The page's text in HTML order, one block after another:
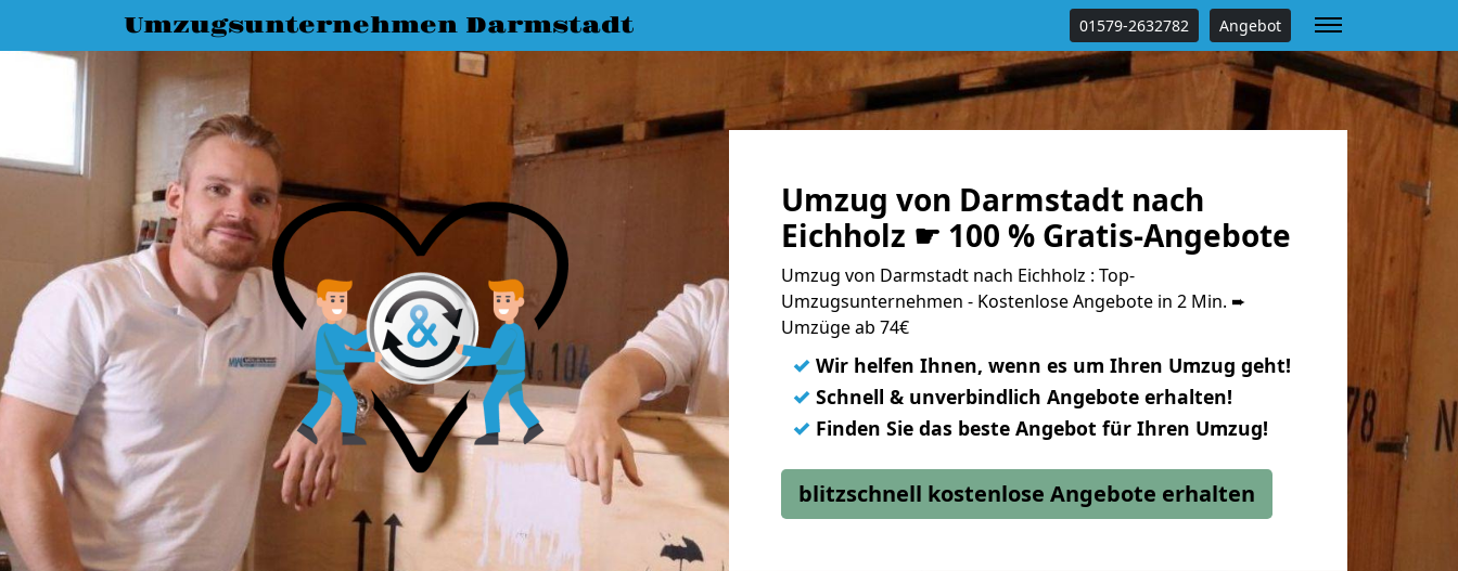
Umzugsunternehmen Darmstadt 01579-2632782 Angebot
Umzug von Darmstadt nach
Eichholz ☛ 100 % Gratis-Angebote
Umzug von Darmstadt nach Eichholz : Top-
Umzugsunternehmen - Kostenlose Angebote in 2 Min. ➨
Umzüge ab 74€
✓ Wir helfen Ihnen, wenn es um Ihren Umzug geht!
✓ Schnell & unverbindlich Angebote erhalten!
✓ Finden Sie das beste Angebot für Ihren Umzug!
blitzschnell kostenlose Angebote erhalten